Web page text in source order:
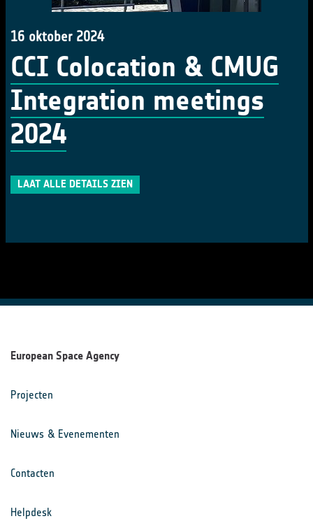
16 oktober 2024
CCI Colocation & CMUG
Integration meetings
2024
LAAT ALLE DETAILS ZIEN
European Space Agency
Projecten
Nieuws & Evenementen
Contacten
Helpdesk